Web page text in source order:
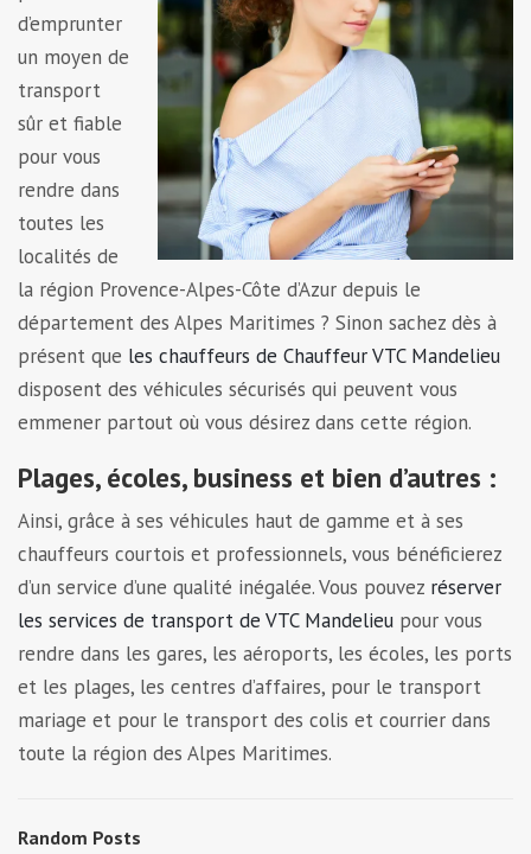
d’emprunter
un moyen de
transport
sûr et fiable
pour vous
rendre dans
toutes les
localités de
la région Provence-Alpes-Côte d’Azur depuis le
département des Alpes Maritimes ? Sinon sachez dès à
présent que les chauffeurs de Chauffeur VTC Mandelieu
disposent des véhicules sécurisés qui peuvent vous
emmener partout où vous désirez dans cette région.
Plages, écoles, business et bien d’autres :
Ainsi, grâce à ses véhicules haut de gamme et à ses
chauffeurs courtois et professionnels, vous bénéficierez
d’un service d’une qualité inégalée. Vous pouvez réserver
les services de transport de VTC Mandelieu pour vous
rendre dans les gares, les aéroports, les écoles, les ports
et les plages, les centres d’affaires, pour le transport
mariage et pour le transport des colis et courrier dans
toute la région des Alpes Maritimes.
Random Posts